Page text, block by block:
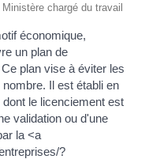
chargé du travail
économique,
un plan de
plan vise à éviter les
Il est établi en
le licenciement est
validation ou d'une
la <a
?